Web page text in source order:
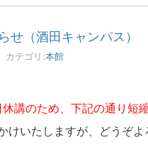
（酒田キャンパス）
カテゴリ:本館
講のため、下記の通り短
けいたしますが、どうぞよ